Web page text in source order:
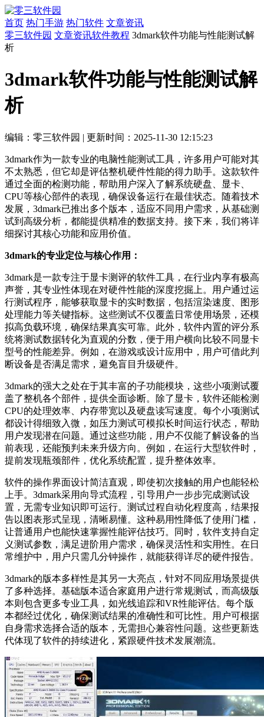
首页 热门手游 热门软件 文章资讯
零三软件园 文章资讯软件教程 3dmark软件功能与性能测试解
析
3dmark软件功能与性能测试解
析
编辑：零三软件园 | 更新时间：2025-11-30 12:15:23
3dmark作为一款专业的电脑性能测试工具，许多用户可能对其
不太熟悉，但它却是评估整机硬件性能的得力助手。这款软件
通过全面的检测功能，帮助用户深入了解系统硬盘、显卡、
CPU等核心部件的表现，确保设备运行在最佳状态。随着技术
发展，3dmark已推出多个版本，适应不同用户需求，从基础测
试到高级分析，都能提供精准的数据支持。接下来，我们将详
细探讨其核心功能和应用价值。
3dmark的专业定位与核心作用：
3dmark是一款专注于显卡测评的软件工具，在行业内享有极高
声誉，其专业性体现在对硬件性能的深度挖掘上。用户通过运
行测试程序，能够获取显卡的实时数据，包括渲染速度、图形
处理能力等关键指标。这些测试不仅覆盖日常使用场景，还模
拟高负载环境，确保结果真实可靠。此外，软件内置的评分系
统将测试数据转化为直观的分数，便于用户横向比较不同显卡
型号的性能差异。例如，在游戏或设计应用中，用户可借此判
断设备是否满足需求，避免盲目升级硬件。
3dmark的强大之处在于其丰富的子功能模块，这些小项测试覆
盖了整机各个部件，提供全面诊断。除了显卡，软件还能检测
CPU的处理效率、内存带宽以及硬盘读写速度。每个小项测试
都设计得细致入微，如压力测试可模拟长时间运行状态，帮助
用户发现潜在问题。通过这些功能，用户不仅能了解设备的当
前表现，还能预判未来升级方向。例如，在运行大型软件时，
提前发现瓶颈部件，优化系统配置，提升整体效率。
软件的操作界面设计简洁直观，即使初次接触的用户也能轻松
上手。3dmark采用向导式流程，引导用户一步步完成测试设
置，无需专业知识即可运行。测试过程自动化程度高，结果报
告以图表形式呈现，清晰易懂。这种易用性降低了使用门槛，
让普通用户也能快速掌握性能评估技巧。同时，软件支持自定
义测试参数，满足进阶用户需求，确保灵活性和实用性。在日
常维护中，用户只需几分钟操作，就能获得详尽的硬件报告。
3dmark的版本多样性是其另一大亮点，针对不同应用场景提供
了多种选择。基础版本适合家庭用户进行常规测试，而高级版
本则包含更多专业工具，如光线追踪和VR性能评估。每个版
本都经过优化，确保测试结果的准确性和可比性。用户可根据
自身需求选择合适的版本，无需担心兼容性问题。这些更新迭
代体现了软件的持续进化，紧跟硬件技术发展潮流。